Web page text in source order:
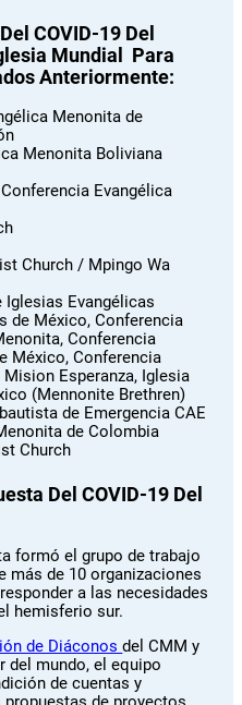
COVID-19 Del
Mundial Para
Anteriormente:
Menonita de
Menonita Boliviana
Evangélica
Church / Mpingo Wa
Evangélicas
de México, Conferencia
Conferencia
México, Conferencia
Esperanza, Iglesia
(Mennonite Brethren)
de Emergencia CAE
de Colombia
Church
Del COVID-19 Del
formó el grupo de trabajo
más de 10 organizaciones
a las necesidades
hemisferio sur.
de Diáconosdel CMM y
del mundo, el equipo
de cuentas y